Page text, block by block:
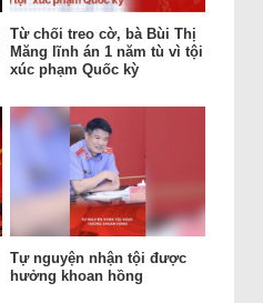
Từ chối treo cờ, bà Bùi Thị
Măng lĩnh án 1 năm tù vì tội
xúc phạm Quốc kỳ
Tự nguyện nhận tội được
hưởng khoan hồng